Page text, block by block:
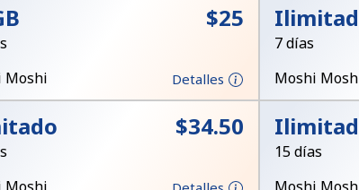
Mantente en contacto para recibir
Al abrir una cuenta en este sitio web,
⁦$25⁩
Moshi
Detalles
7 días
Moshi
⁦$34.50⁩
15 días